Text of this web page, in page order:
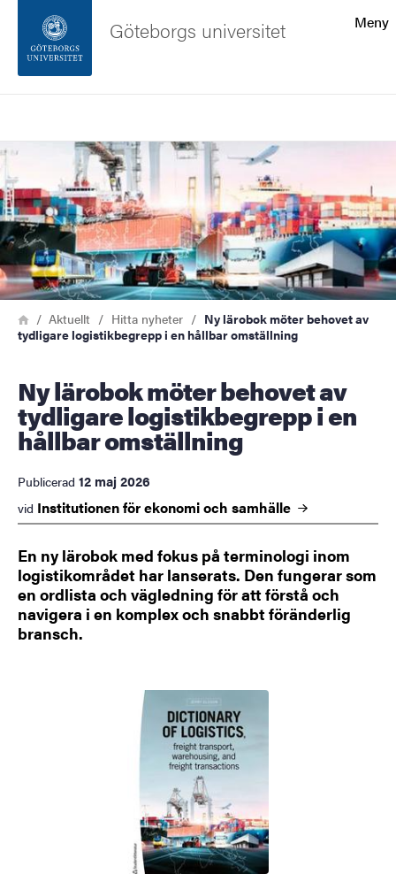
Sidfoten
Om webbplatsen
Meny
Göteborgs universitet
Bild
Länkstig
HemAktuellt Hitta nyheter
Ny lärobok möter behovet av
tydligare logistikbegrepp i en hållbar omställning
Ny lärobok möter behovet av
tydligare logistikbegrepp i en
hållbar omställning
Publicerad 12 maj 2026
vid Institutionen för ekonomi och samhälle
En ny lärobok med fokus på terminologi inom
logistikområdet har lanserats. Den fungerar som
en ordlista och vägledning för att förstå och
navigera i en komplex och snabbt föränderlig
bransch.
Bild